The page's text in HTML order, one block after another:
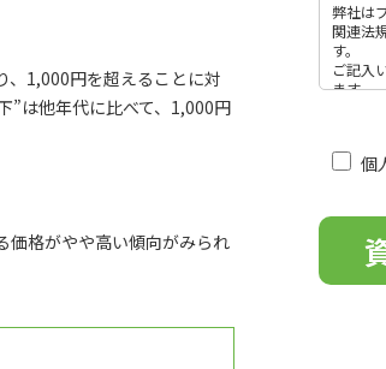
、1,000円を超えることに対
”は他年代に比べて、1,000円
価格がやや高い傾向がみられ
弊社は
関連法
す。
ご記入
ます。
発注
・当社
をご覧
個
の
ィ